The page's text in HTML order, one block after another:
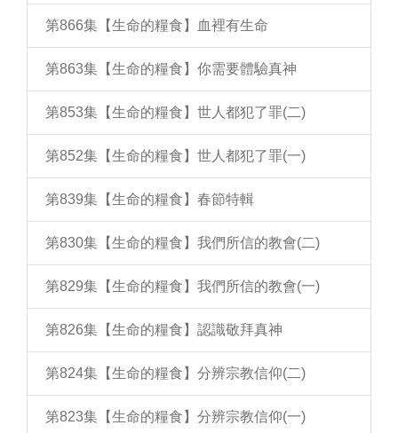
第866集【生命的糧食】血裡有生命
第863集【生命的糧食】你需要體驗真神
第853集【生命的糧食】世人都犯了罪(二)
第852集【生命的糧食】世人都犯了罪(一)
第839集【生命的糧食】春節特輯
第830集【生命的糧食】我們所信的教會(二)
第829集【生命的糧食】我們所信的教會(一)
第826集【生命的糧食】認識敬拜真神
第824集【生命的糧食】分辨宗教信仰(二)
第823集【生命的糧食】分辨宗教信仰(一)